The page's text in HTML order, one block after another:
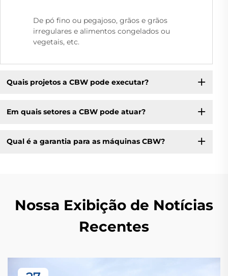
De pó fino ou pegajoso, grãos e grãos
irregulares e alimentos congelados ou
vegetais, etc.
Quais projetos a CBW pode executar?
Em quais setores a CBW pode atuar?
Qual é a garantia para as máquinas CBW?
Nossa Exibição de Notícias
Recentes